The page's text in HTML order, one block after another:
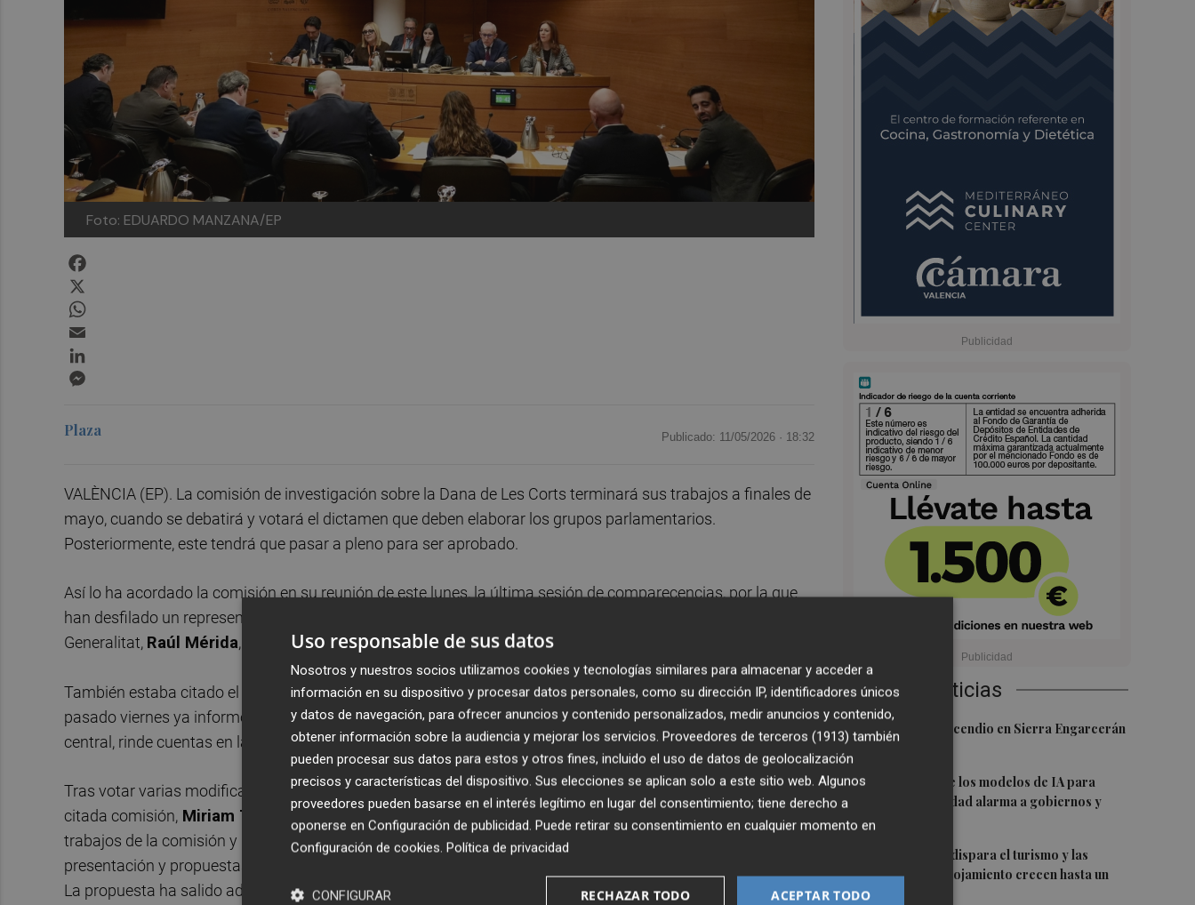
Foto: EDUARDO MANZANA/EP
Últimas Noticias
1 Controlado el incendio en Sierra Engarcerán
2La capacidad de los modelos de IA para
burlar la seguridad alarma a gobiernos y
empresas
El eclipse solar dispara el turismo y las
búsquedas de alojamiento crecen hasta un
500%
Plaza Publicado: 11/05/2026 · 18:32
VALÈNCIA (EP). La comisión de investigación sobre la Dana de Les Corts terminará sus trabajos a finales de
mayo, cuando se debatirá y votará el dictamen que deben elaborar los grupos parlamentarios.
Posteriormente, este tendrá que pasar a pleno para ser aprobado.
Así lo ha acordado la comisión en su reunión de este lunes, la última sesión de comparecencias, por la que
han desfilado un representante de un sindicato policial, el comisionado para la Reconstrucción de la
Generalitat, Raúl Mérida, y el director general de Calidad y Educación Ambiental,
También estaba citado el excomisionado del Gobierno para la Reconstrucción,José Mª Ángel, pero el
pasado viernes ya informó de que no iba a acudir, justificándose en que su cargo, al depender del Ejecutivo
central, rinde cuentas en las Cortes Generales y no en los parlamentos autonómicos.
Tras votar varias modificaciones del plan de trabajo propuestas por el PP y Compromís, la presidenta de la
citada comisión, Miriam Turiel
(Vox), ha informado de la propuesta de la mesa para la finalización de los
trabajos de la comisión y ha detallado que a partir de este martes 12 de mayo se abre el plazo de
presentación y propuestas de dictamen por parte de los grupos, que terminará el viernes a las 14.00 horas.
La propuesta ha salido adelante con los votos a favor del PP y Vox y en contra del PSPV y Compromís.
Uso responsable de sus datos
Nosotros y nuestros socios utilizamos cookies y tecnologías similares para almacenar y acceder a
información en su dispositivo y procesar datos personales, como su dirección IP, identificadores únicos
y datos de navegación, para ofrecer anuncios y contenido personalizados, medir anuncios y contenido,
obtener información sobre la audiencia y mejorar los servicios. Proveedores de terceros (1913) también
pueden procesar sus datos para estos y otros fines, incluido el uso de datos de geolocalización
precisos y características del dispositivo. Sus elecciones se aplican solo a este sitio web. Algunos
proveedores pueden basarse en el interés legítimo en lugar del consentimiento; tiene derecho a
oponerse en Configuración de publicidad. Puede retirar su consentimiento en cualquier momento en
Configuración de cookies. Política de privacidad
ACEPTAR TODO
RECHAZAR TODO
CONFIGURAR